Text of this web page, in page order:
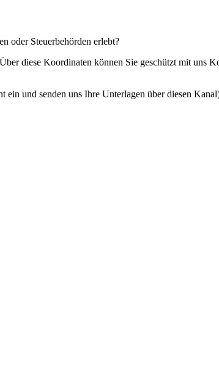
oder Steuerbehörden erlebt?
diese Koordinaten können Sie geschützt mit uns
und senden uns Ihre Unterlagen über diesen